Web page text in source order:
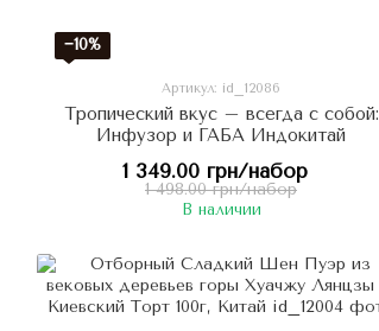
−10%
Артикул: id_12086
Тропический вкус – всегда с собой:
Инфузор и ГАБА Индокитай
1 498.00 грн/набор
1 349.00 грн/набор
В наличии